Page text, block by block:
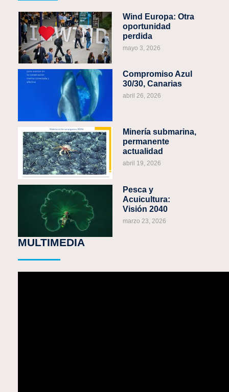
Wind Europa: Otra
oportunidad
perdida
mayo 3, 2026
Compromiso Azul
30/30, Canarias
abril 26, 2026
Minería submarina,
permanente
actualidad
abril 19, 2026
Pesca y
Acuicultura:
Visión 2040
marzo 23, 2026
MULTIMEDIA